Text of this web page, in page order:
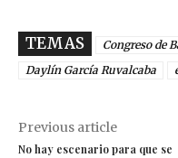
TEMAS
Congreso de
Daylín García Ruvalcaba
Previous article
No hay escenario para que se